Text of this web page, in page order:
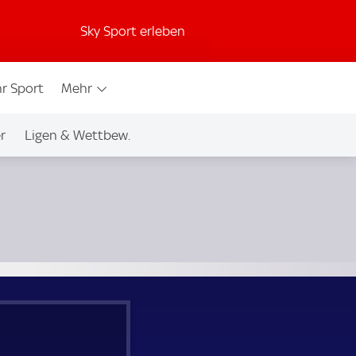
Sky Sport erleben
Sport Mehr
Ligen & Wettbew.